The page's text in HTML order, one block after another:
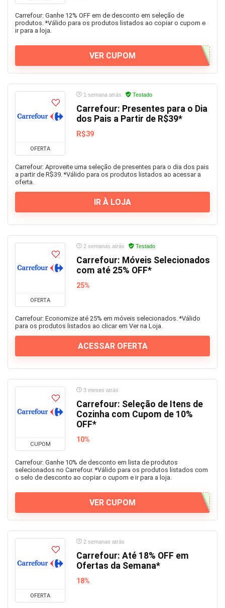
Carrefour: Ganhe 12% OFF em de desconto em seleção de
produtos. *Válido para os produtos listados ao copiar o cupom e
ir para a loja.
VER CUPOM
OFERTA
1 semana atrás Testado
Carrefour: Presentes para o Dia
dos Pais a Partir de R$39*
R$39
Carrefour: Aproveite uma seleção de presentes para o dia dos pais
a partir de R$39. *Válido para os produtos listados ao acessar a
oferta.
IR À LOJA
OFERTA
2 semanas atrás Testado
Carrefour: Móveis Selecionados
com até 25% OFF*
25%
Carrefour: Economize até 25% em móveis selecionados. *Válido
para os produtos listados ao clicar em Ver na Loja.
ACESSAR OFERTA
CUPOM
3 meses atrás
Carrefour: Seleção de Itens de
Cozinha com Cupom de 10%
OFF*
10%
Carrefour: Ganhe 10% de desconto em lista de produtos
selecionados no Carrefour. *Válido para os produtos listados com
o selo de desconto ao copiar o cupom e ir para a loja.
VER CUPOM
OFERTA
2 semanas atrás
Carrefour: Até 18% OFF em
Ofertas da Semana*
18%